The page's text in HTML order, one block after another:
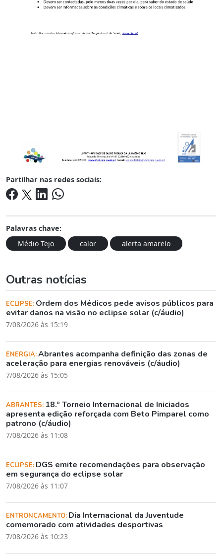
Partilhar nas redes sociais:
Palavras chave:
Médio Tejo
calor alerta amarelo
Outras notícias
ECLIPSE: Ordem dos Médicos pede avisos públicos para
evitar danos na visão no eclipse solar (c/áudio)
7/08/2026 às 15:19
ENERGIA:Abrantes acompanha definição das zonas de
aceleração para energias renováveis (c/áudio)
7/08/2026 às 15:05
ABRANTES: 18.º Torneio Internacional de Iniciados
apresenta edição reforçada com Beto Pimparel como
patrono (c/áudio)
7/08/2026 às 11:08
ECLIPSE: DGS emite recomendações para observação
em segurança do eclipse solar
7/08/2026 às 11:07
ENTRONCAMENTO: Dia Internacional da Juventude
comemorado com atividades desportivas
7/08/2026 às 10:23